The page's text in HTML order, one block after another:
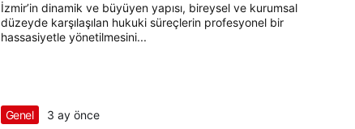
İzmir’in dinamik ve büyüyen yapısı, bireysel ve kurumsal
düzeyde karşılaşılan hukuki süreçlerin profesyonel bir
hassasiyetle yönetilmesini...
Genel 3 ay önce